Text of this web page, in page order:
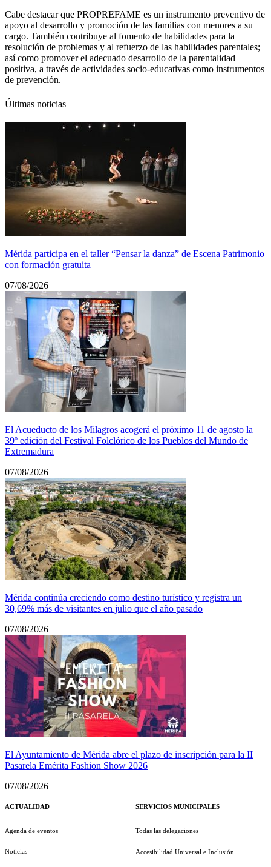
Cabe destacar que PROPREFAME es un instrumento preventivo de
apoyo al desarrollo y promoción de las familias con menores a su
cargo. También contribuye al fomento de habilidades para la
resolución de problemas y al refuerzo de las habilidades parentales;
así como promover el adecuado desarrollo de la parentalidad
positiva, a través de actividades socio-educativas como instrumentos
de prevención.
Últimas noticias
Mérida participa en el taller “Pensar la danza” de Escena Patrimonio
con formación gratuita
07/08/2026
El Acueducto de los Milagros acogerá el próximo 11 de agosto la
39º edición del Festival Folclórico de los Pueblos del Mundo de
Extremadura
07/08/2026
Mérida continúa creciendo como destino turístico y registra un
30,69% más de visitantes en julio que el año pasado
07/08/2026
El Ayuntamiento de Mérida abre el plazo de inscripción para la II
Pasarela Emérita Fashion Show 2026
07/08/2026
ACTUALIDAD
Agenda de eventos
Noticias
SERVICIOS MUNICIPALES
Todas las delegaciones
Accesibilidad Universal e Inclusión